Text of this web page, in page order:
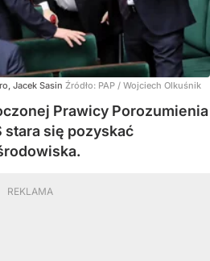
Jacek Sasin Źródło: PAP / Wojciech Olkuśnik
Prawicy Porozumienia
stara się pozyskać